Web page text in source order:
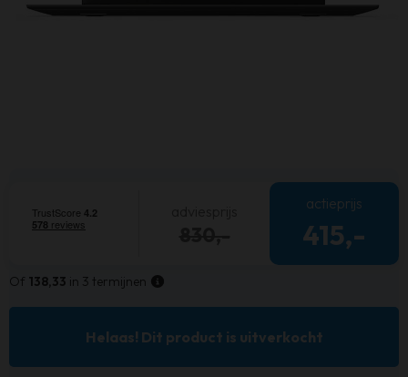
actieprijs
415,-
Of 138,33 in 3 termijnen
Helaas! Dit product is uitverkocht